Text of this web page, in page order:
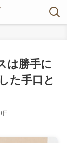
は勝手に
た手口と
日